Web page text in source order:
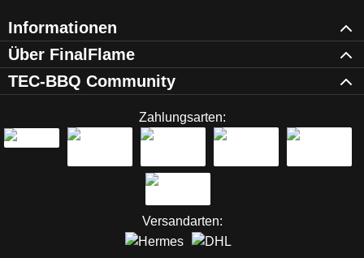
Informationen
Über FinalFlame
TEC-BBQ Community
Zahlungsarten:
Versandarten: